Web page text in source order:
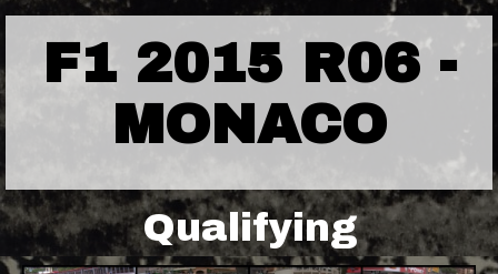
F1 2015 R06 -
MONACO
Qualifying